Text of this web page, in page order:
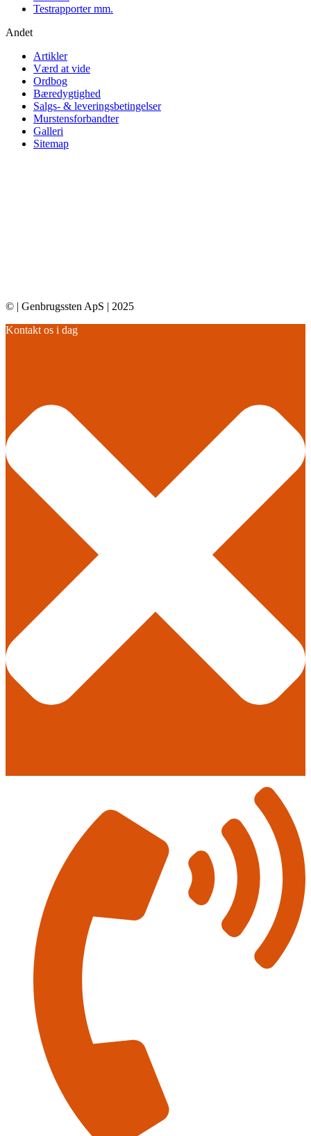
Testrapporter mm.
Andet
Artikler
Værd at vide
Ordbog
Bæredygtighed
Salgs- & leveringsbetingelser
Murstensforbandter
Galleri
Sitemap
© | Genbrugssten ApS | 2025
Kontakt os i dag